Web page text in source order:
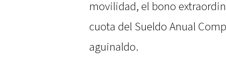
movilidad, el bono
cuota del Sueldo Anual
aguinaldo.